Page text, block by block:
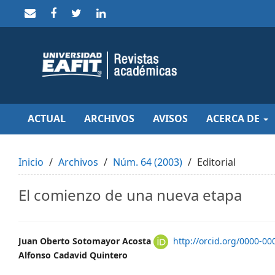
to
Main
Navigation
Content
Sidebar
ACTUAL ARCHIVOS AVISOS ACERCA DE
Inicio Archivos Núm. 64 (2003) Editorial
El comienzo de una nueva etapa
Main
Article
Juan Oberto Sotomayor Acosta
http://orcid.org/0000-
Alfonso Cadavid Quintero